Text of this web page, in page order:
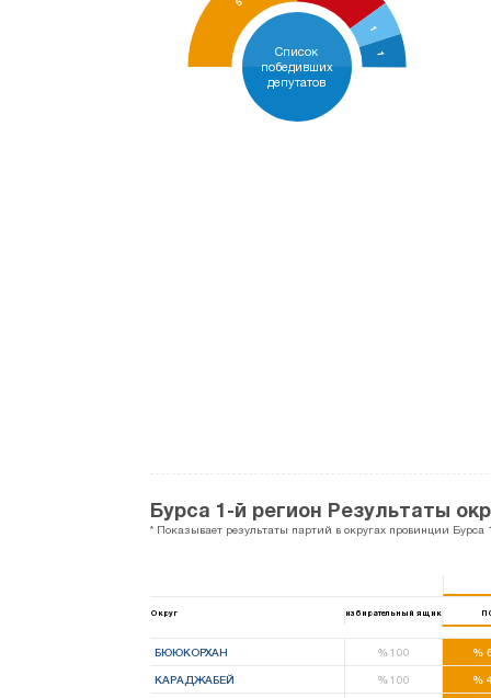
5
1
1
Список
победивших
депутатов
Бурса 1-й регион Результаты
* Показывает результаты партий в округах провинции Бурса
Округ избирательный ящик
БЮЮКОРХАН %100 %
КАРАДЖАБЕЙ %100 %